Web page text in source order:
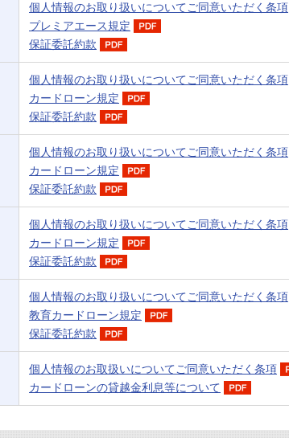
個人情報のお取り扱いについてご同意いただく条項
プレミアエース規定
保証委託約款
個人情報のお取り扱いについてご同意いただく条項
カードローン規定
保証委託約款
個人情報のお取り扱いについてご同意いただく条項
カードローン規定
保証委託約款
個人情報のお取り扱いについてご同意いただく条項
カードローン規定
保証委託約款
個人情報のお取り扱いについてご同意いただく条項
教育カードローン規定
保証委託約款
個人情報のお取扱いについてご同意いただく条項
カードローンの貸越金利息等について